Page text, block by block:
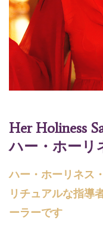
Her Holiness
ハー・ホーリ
ハー・ホーリネス
リチュアルな指導
ーラーです